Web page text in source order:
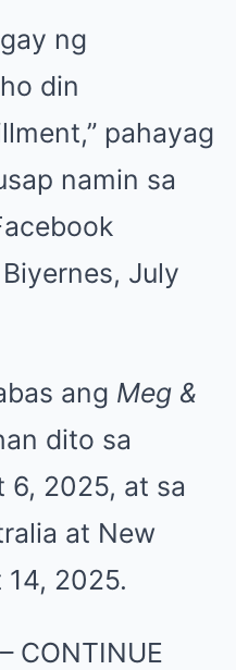
ng
din
pahayag
namin sa
July
ang Meg &
dito sa
6, 2025, at sa
at New
14, 2025.
CONTINUE